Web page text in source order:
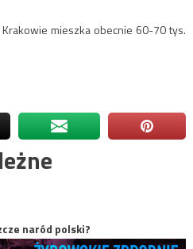
mieszka obecnie 60-70 tys.
naród polski?